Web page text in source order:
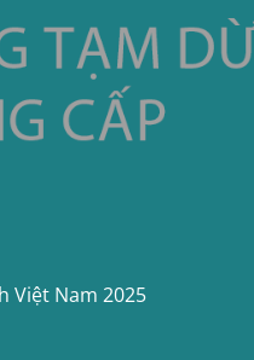
Việt Nam 2025